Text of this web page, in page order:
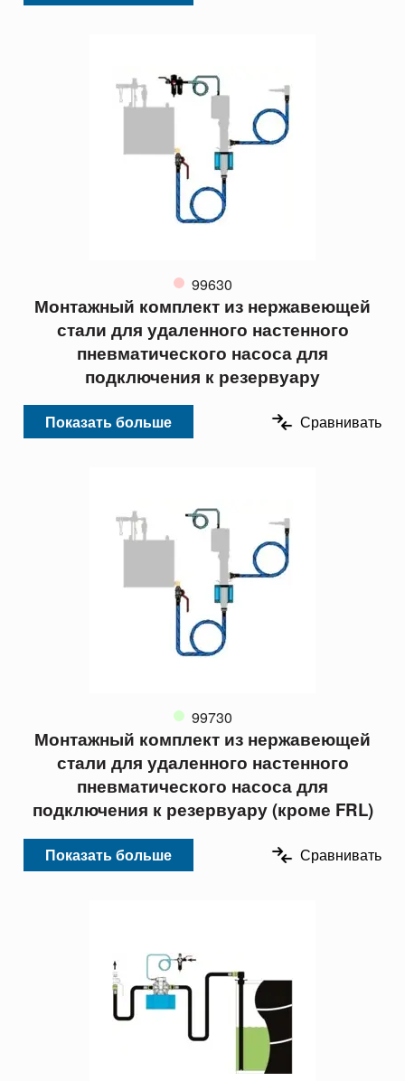
99630
Монтажный комплект из нержавеющей
стали для удаленного настенного
пневматического насоса для
подключения к резервуару
Показать больше Сравнивать
99730
Монтажный комплект из нержавеющей
стали для удаленного настенного
пневматического насоса для
подключения к резервуару (кроме FRL)
Показать больше Сравнивать